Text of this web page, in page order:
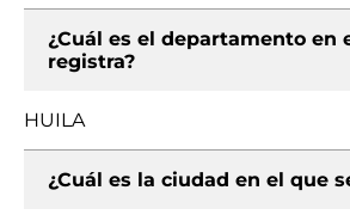
¿Cuál es el departamento en
registra?
HUILA
¿Cuál es la ciudad en el que